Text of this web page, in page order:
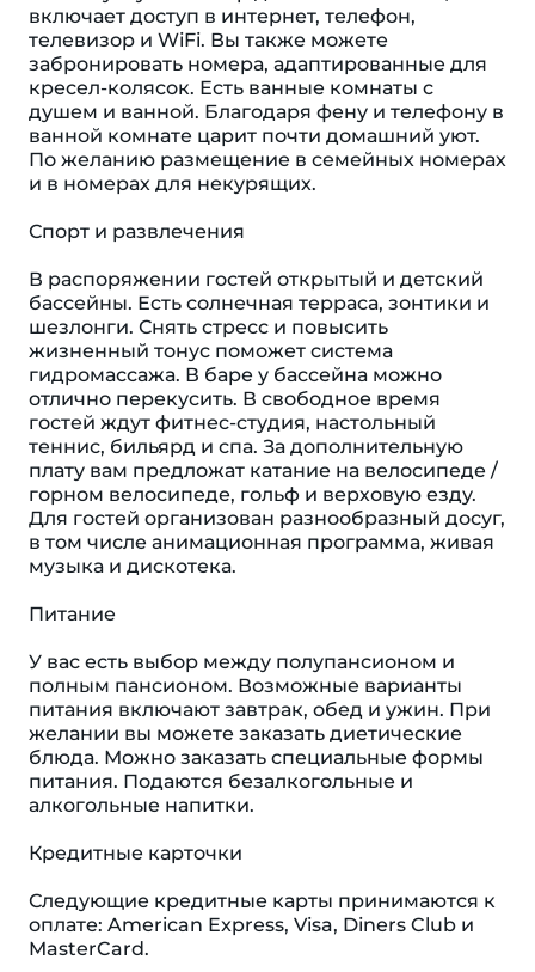
включает доступ в интернет, телефон,
телевизор и WiFi. Вы также можете
забронировать номера, адаптированные для
кресел-колясок. Есть ванные комнаты с
душем и ванной. Благодаря фену и телефону в
ванной комнате царит почти домашний уют.
По желанию размещение в семейных номерах
и в номерах для некурящих.
Спорт и развлечения
В распоряжении гостей открытый и детский
бассейны. Есть солнечная терраса, зонтики и
шезлонги. Снять стресс и повысить
жизненный тонус поможет система
гидромассажа. В баре у бассейна можно
отлично перекусить. В свободное время
гостей ждут фитнес-студия, настольный
теннис, бильярд и спа. За дополнительную
плату вам предложат катание на велосипеде /
горном велосипеде, гольф и верховую езду.
Для гостей организован разнообразный досуг,
в том числе анимационная программа, живая
музыка и дискотека.
Питание
У вас есть выбор между полупансионом и
полным пансионом. Возможные варианты
питания включают завтрак, обед и ужин. При
желании вы можете заказать диетические
блюда. Можно заказать специальные формы
питания. Подаются безалкогольные и
алкогольные напитки.
Кредитные карточки
Следующие кредитные карты принимаются к
оплате: American Express, Visa, Diners Club и
MasterCard.